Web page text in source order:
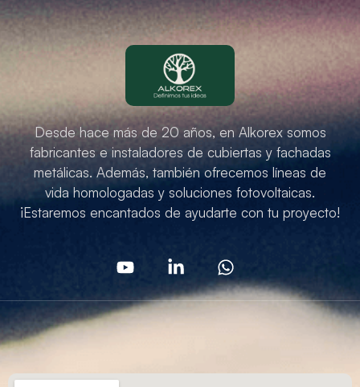
Desde hace más de 20 años, en Alkorex somos
fabricantes e instaladores de cubiertas y fachadas
metálicas. Además, también ofrecemos líneas de
vida homologadas y soluciones fotovoltaicas.
¡Estaremos encantados de ayudarte con tu proyecto!